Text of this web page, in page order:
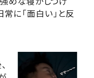
に「面白い」と反